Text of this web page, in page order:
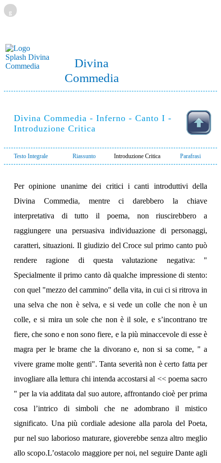
g
Divina
Commedia
Divina Commedia - Inferno - Canto I -
Introduzione Critica
Testo Integrale Riassunto Introduzione Critica Parafrasi
Per opinione unanime dei critici i canti introduttivi della
Divina Commedia, mentre ci darebbero la chiave
interpretativa di tutto il poema, non riuscirebbero a
raggiungere una persuasiva individuazione di personaggi,
caratteri, situazioni. Il giudizio del Croce sul primo canto può
rendere ragione di questa valutazione negativa: "
Specialmente il primo canto dà qualche impressione di stento:
con quel "mezzo del cammino" della vita, in cui ci si ritrova in
una selva che non è selva, e si vede un colle che non è un
colle, e si mira un sole che non è il sole, e s’incontrano tre
fiere, che sono e non sono fiere, e la più minaccevole di esse è
magra per le brame che la divorano e, non si sa come, " a
vivere grame molte genti". Tanta severità non è certo fatta per
invogliare alla lettura chi intenda accostarsi al << poema sacro
" per la via additata dal suo autore, affrontando cioè per prima
cosa l’intrico di simboli che ne adombrano il mistico
significato. Una più cordiale adesione alla parola del Poeta,
pur nel suo laborioso maturare, gioverebbe senza altro meglio
allo scopo.L’ostacolo maggiore per noi, nel seguire Dante agli